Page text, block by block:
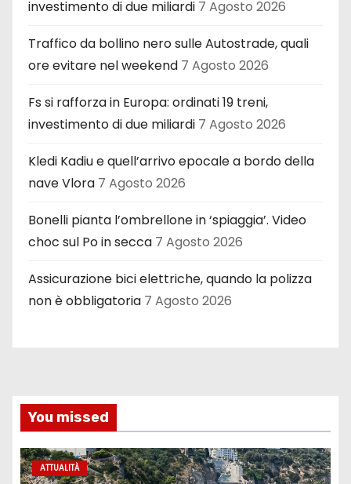
investimento di due miliardi 7 Agosto 2026
Traffico da bollino nero sulle Autostrade, quali
ore evitare nel weekend 7 Agosto 2026
Fs si rafforza in Europa: ordinati 19 treni,
investimento di due miliardi 7 Agosto 2026
Kledi Kadiu e quell’arrivo epocale a bordo della
nave Vlora 7 Agosto 2026
Bonelli pianta l’ombrellone in ‘spiaggia’. Video
choc sul Po in secca 7 Agosto 2026
Assicurazione bici elettriche, quando la polizza
non è obbligatoria 7 Agosto 2026
You missed
ATTUALITÀ